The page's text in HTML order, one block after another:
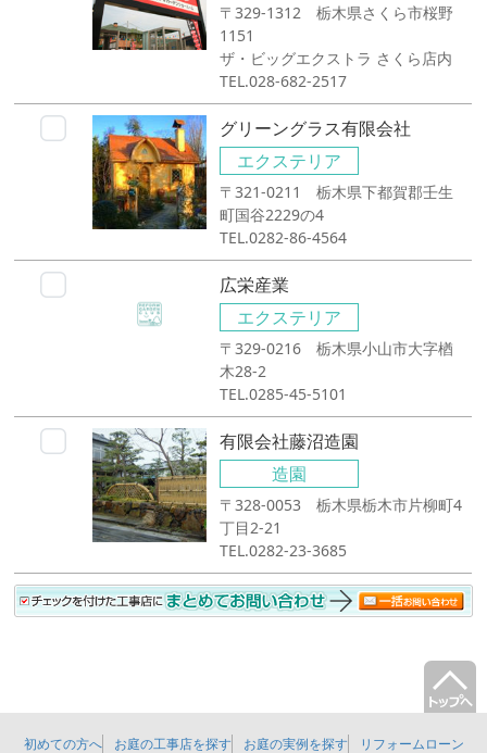
〒329-1312 栃木県さくら市桜野
1151
ザ・ビッグエクストラ さくら店内
TEL.028-682-2517
グリーングラス有限会社
エクステリア
〒321-0211 栃木県下都賀郡壬生
町国谷2229の4
TEL.0282-86-4564
広栄産業
エクステリア
〒329-0216 栃木県小山市大字楢
木28-2
TEL.0285-45-5101
有限会社藤沼造園
造園
〒328-0053 栃木県栃木市片柳町4
丁目2-21
TEL.0282-23-3685
初めての方へ お庭の工事店を探す お庭の実例を探す リフォームローン